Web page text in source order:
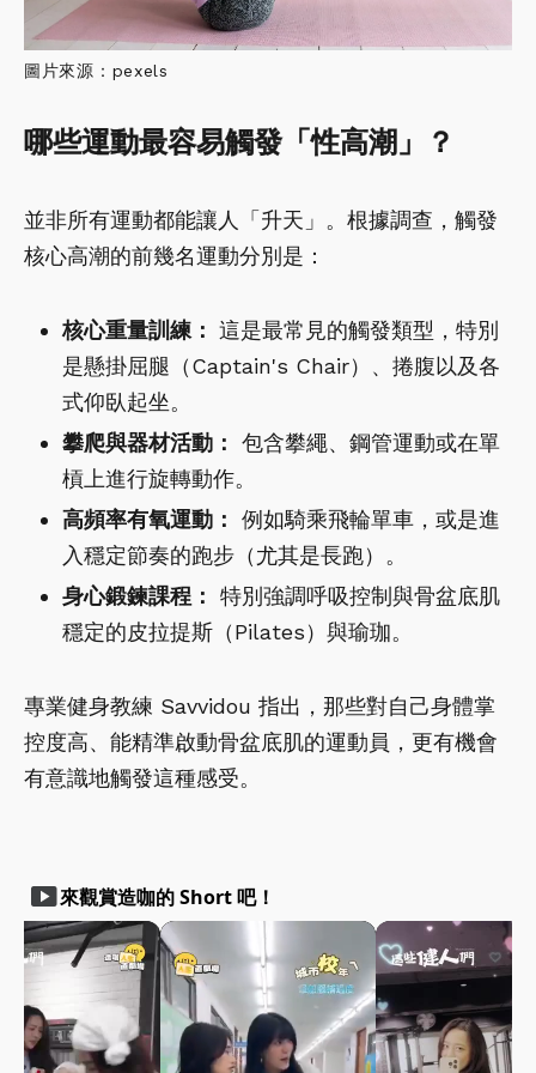
圖片來源：pexels
哪些運動最容易觸發「性高潮」？
並非所有運動都能讓人「升天」。根據調查，觸發
核心高潮的前幾名運動分別是：
核心重量訓練： 這是最常見的觸發類型，特別
是懸掛屈腿（Captain's Chair）、捲腹以及各
式仰臥起坐。
攀爬與器材活動：
包含攀繩、鋼管運動或在單
槓上進行旋轉動作。
高頻率有氧運動：
例如騎乘飛輪單車，或是進
入穩定節奏的跑步（尤其是長跑）。
身心鍛鍊課程：
特別強調呼吸控制與骨盆底肌
穩定的皮拉提斯（Pilates）與瑜珈。
專業健身教練 Savvidou 指出，那些對自己身體掌
控度高、能精準啟動骨盆底肌的運動員，更有機會
有意識地觸發這種感受。
smart_display來觀賞造咖的 Short 吧！